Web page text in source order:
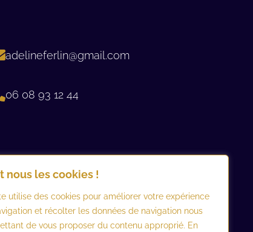
nous les cookies !
utilise des cookies pour améliorer votre expérience
et récolter les données de navigation nous
de vous proposer du contenu approprié. En
adelineferlin@gmail.com
06 08 93 12 44 ​